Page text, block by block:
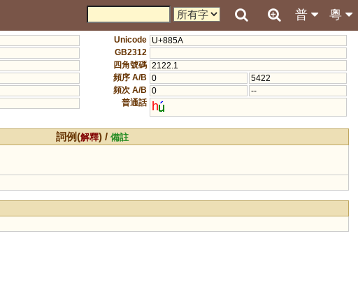
粵
普
Unicode U+885A
GB2312
四角號碼 2122.1
頻序 A/B 0
5422
頻次 A/B 0
--
普通話 h
詞例(解釋) /備註